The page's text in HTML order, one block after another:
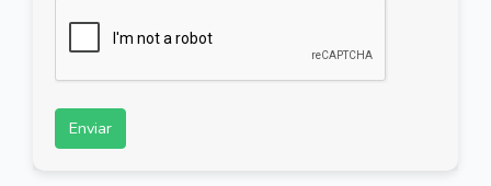
Enviar